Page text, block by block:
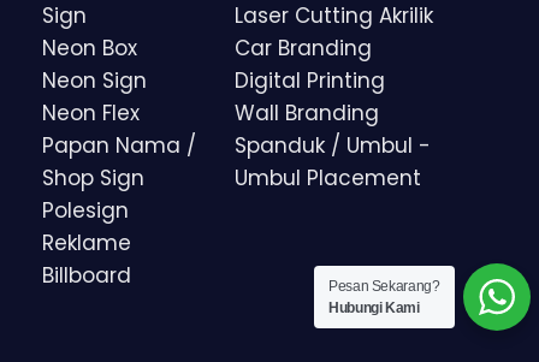
Sign
Neon Box
Neon Sign
Neon Flex
Papan Nama /
Shop Sign
Polesign
Reklame
Billboard
Laser Cutting Akrilik
Car Branding
Digital Printing
Wall Branding
Spanduk / Umbul -
Umbul Placement
Pesan Sekarang?
Hubungi Kami